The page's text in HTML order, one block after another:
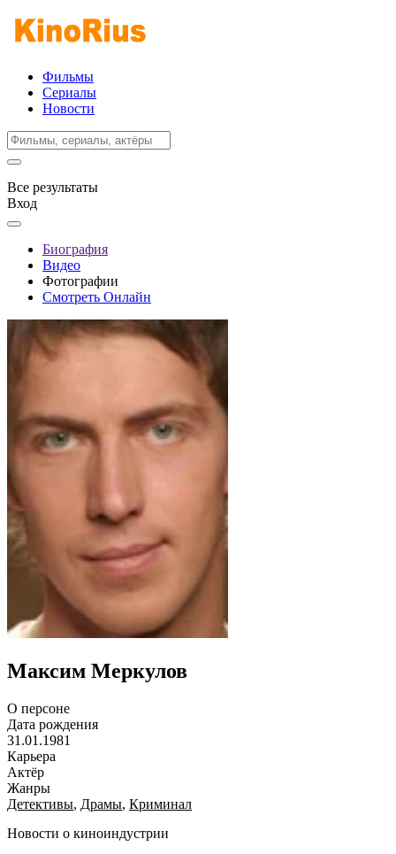
Фильмы
Сериалы
Новости
Все результаты
Вход
Биография
Видео
Фотографии
Смотреть Онлайн
Максим Меркулов
О персоне
Дата рождения
31.01.1981
Карьера
Актёр
Жанры
Детективы, Драмы, Криминал
Новости о киноиндустрии